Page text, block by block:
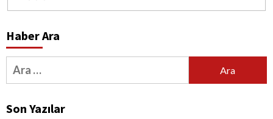
Haber Ara
Arama:
Son Yazılar